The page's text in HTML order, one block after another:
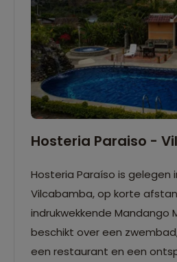
Hosteria Paraiso -
Hosteria Paraíso is gelegen
Vilcabamba, op korte
indrukwekkende Mandango
beschikt over een
een restaurant en een